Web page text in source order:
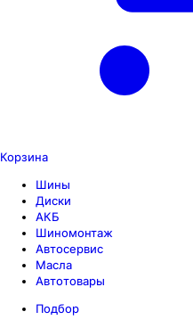
Корзина
Шины
Диски
АКБ
Шиномонтаж
Автосервис
Масла
Автотовары
Подбор